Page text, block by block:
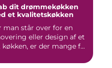
dit drømmekøkken
et kvalitetskøkken
man står over for en
eller design af et
køkken, er der mange f...